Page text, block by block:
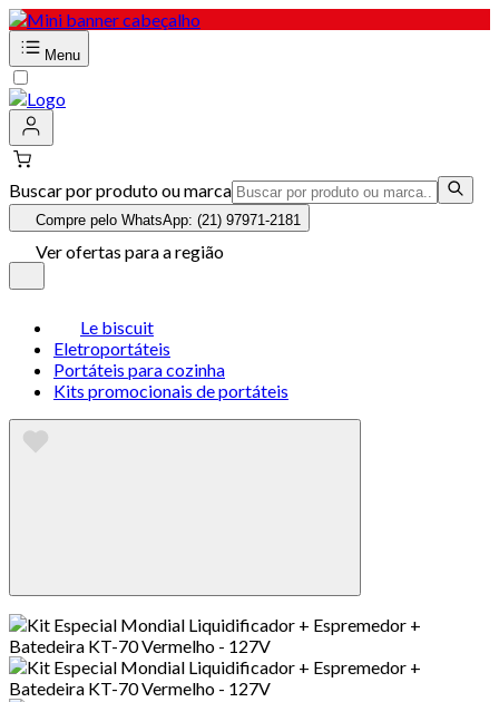
Menu
Buscar por produto ou marca
Compre pelo WhatsApp: (21) 97971-2181
Ver ofertas para a região
Le biscuit
Eletroportáteis
Portáteis para cozinha
Kits promocionais de portáteis